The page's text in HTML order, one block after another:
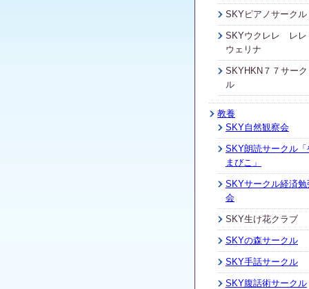
SKYピアノサークル
SKYウクレレ レレ
ウェリナ
SKYHKN７７サーク
ル
教養
SKY自然観察会
SKY朗読サークル「
まびこ」
SKYサークル経済勉
会
SKY生け花クラブ
SKYの森サークル
SKY手話サークル
SKY腹話術サークル